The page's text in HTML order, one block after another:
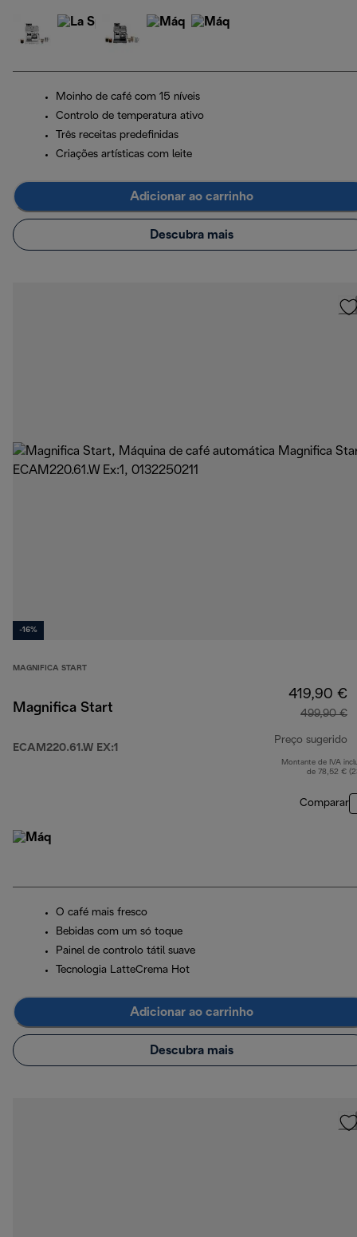
Moinho de café com 15 níveis
Controlo de temperatura ativo
Três receitas predefinidas
Criações artísticas com leite
Adicionar ao carrinho
Descubra mais
-16%
MAGNIFICA START
Magnifica Start
ECAM220.61.W EX:1
419,90 €
499,90 €
Preço sugerido
Montante de IVA
de 78,52 €
Comparar
O café mais fresco
Bebidas com um só toque
Painel de controlo tátil suave
Tecnologia LatteCrema Hot
Adicionar ao carrinho
Descubra mais